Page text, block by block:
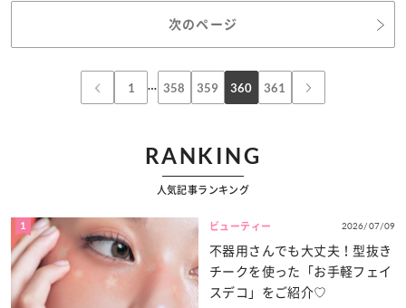
次のページ
1 … 358 359 360 361
RANKING
人気記事ランキング
1 ビューティー 2026/07/09
不器用さんでも大丈夫！型抜き
チークを使った「お手軽フェイ
スデコ」をご紹介♡